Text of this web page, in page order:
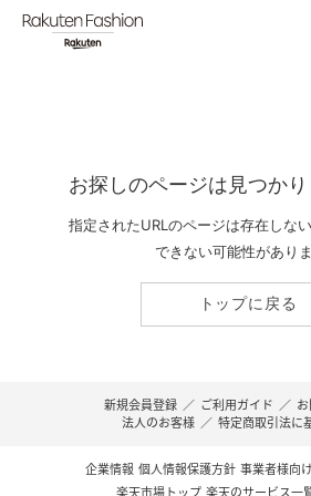
お探しのページは見つか
指定されたURLのページは存在しな
できない可能性がありま
トップに戻る
新規会員登録 ／ ご利用ガイド ／
法人のお客様 ／ 特定商取引法に
企業情報 個人情報保護方針 事業者様向
楽天市場トップ 楽天のサービス一